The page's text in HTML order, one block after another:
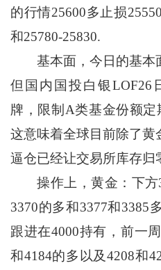
的行情25600多止损
和25780-25830.
基本面，今日的基本
但国内国投白银LOF26
牌，限制A类基金份额
这意味着全球目前除了黄
逼仓已经让交易所库存归
操作上，黄金：下方
3370的多和3377和3385
跟进在4000持有，前一
和4184的多以及4208和